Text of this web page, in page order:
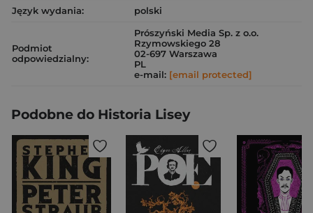
Język wydania:
polski
Podmiot
odpowiedzialny:
Prószyński Media Sp. z o.o.
Rzymowskiego 28
02-697 Warszawa
PL
e-mail: [email protected]
Podobne do Historia Lisey